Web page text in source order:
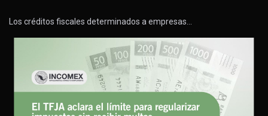
Los créditos fiscales determinados a empresas…